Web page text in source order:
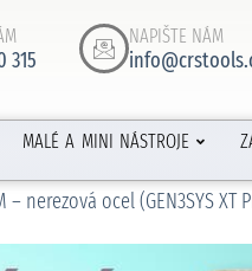
315
NAPIŠTE NÁM
MALÉ A MINI NÁSTROJE
nerezová ocel (GEN3SYS XT